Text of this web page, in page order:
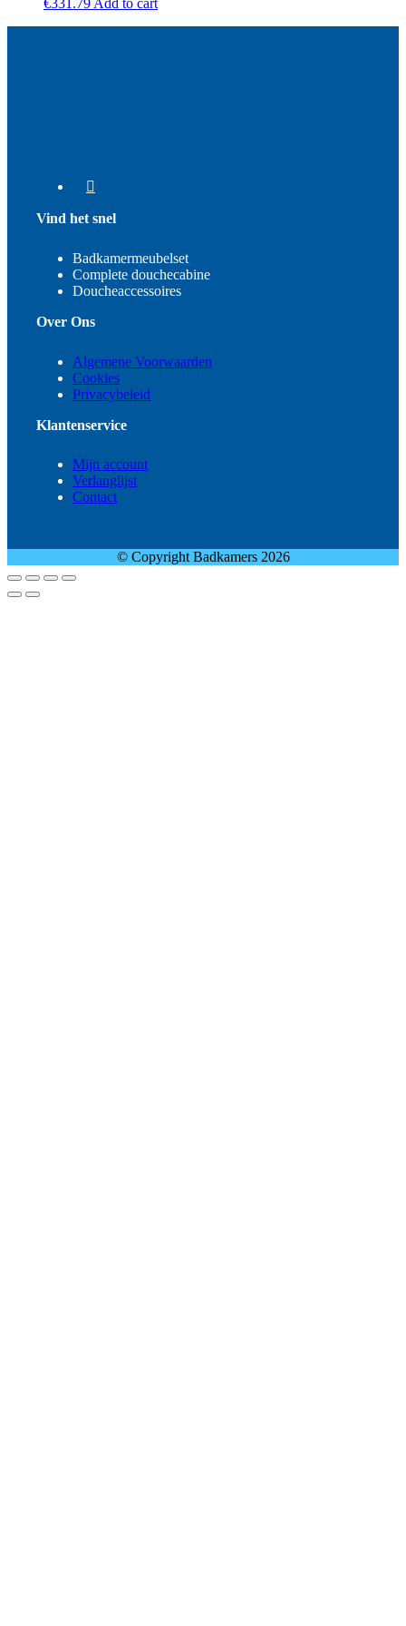
Vind het snel
Badkamermeubelset
Complete douchecabine
Doucheaccessoires
Over Ons
Algemene Voorwaarden
Cookies
Privacybeleid
Klantenservice
Mijn account
Verlanglijst
Contact
© Copyright Badkamers 2026